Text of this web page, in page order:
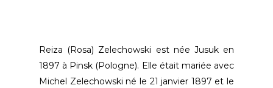
Reiza (Rosa) Zelechowski est née Jusuk en
1897 à Pinsk (Pologne). Elle était mariée avec
Michel Zelechowski né le 21 janvier 1897 et le